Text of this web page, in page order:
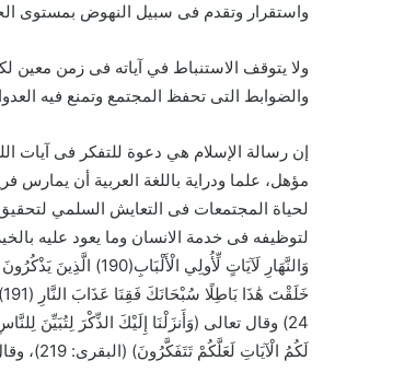
واستقرار وتقدم فى سبيل النهوض بمستوى
ولا يتوقف الاستنباط في آياته فى زمن معين
والضوابط التى تحفظ المجتمع وتمنع فيه
إن رسالة الإسلام هي دعوة للتفكر فى آيات
مؤهل، علما ودراية باللغة العربية أن يمارس
لحياة المجتمعات فى التعايش السلمي
لتوظيفه فى خدمة الانسان وما يعود عليه
وَالنَّهَارِ لَآيَاتٍ
لَكُمُ الْآيَاتِ لَعَلَّكُمْ تَتَفَكَّرُونَ) (البقرى: 219)، وقال تعالى ( قُل هَل يَستَوِي الأَعمى وَالبَصيرُ أَفَلا تَتَفَكَّرونَ) (الأنعام: 50).